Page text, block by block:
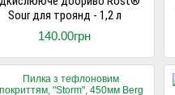
Sour для троянд - 1,2 л
140.00грн